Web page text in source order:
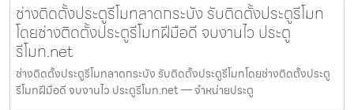
ช่างติดตั้งประตูรีโมทลาดกระบัง รับติดตั้งประตูรีโมท
โดยช่างติดตั้งประตูรีโมทฝีมือดี จบงานไว ประตู
รีโมท.net
ช่างติดตั้งประตูรีโมทลาดกระบัง รับติดตั้งประตูรีโมทโดยช่างติดตั้งประตู
รีโมทฝีมือดี จบงานไว ประตูรีโมท.net — จำหน่ายประตู